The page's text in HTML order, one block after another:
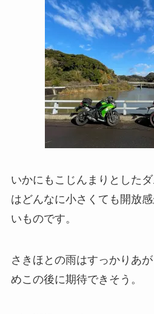
いかにもこじんまりとした
はどんなに小さくても開放
いものです。
さきほとの雨はすっかりあ
めこの後に期待できそう。